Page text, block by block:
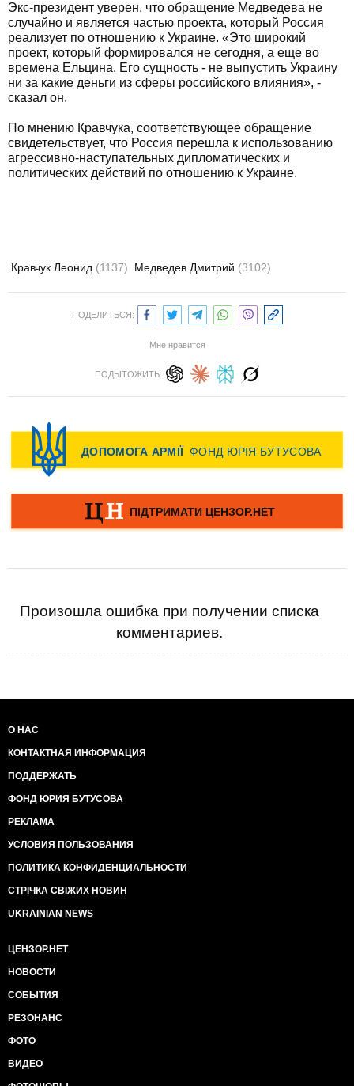
Экс-президент уверен, что обращение Медведева не
случайно и является частью проекта, который Россия
реализует по отношению к Украине. «Это широкий
проект, который формировался не сегодня, а еще во
времена Ельцина. Его сущность - не выпустить Украину
ни за какие деньги из сферы российского влияния», -
сказал он.
По мнению Кравчука, соответствующее обращение
свидетельствует, что Россия перешла к использованию
агрессивно-наступательных дипломатических и
политических действий по отношению к Украине.
Кравчук Леонид (1137) Медведев Дмитрий (3102)
ПОДЕЛИТЬСЯ:
Мне нравится
ПОДЫТОЖИТЬ:
Произошла ошибка при получении списка
комментариев.
О НАС
КОНТАКТНАЯ ИНФОРМАЦИЯ
ПОДДЕРЖАТЬ
ФОНД ЮРИЯ БУТУСОВА
РЕКЛАМА
УСЛОВИЯ ПОЛЬЗОВАНИЯ
ПОЛИТИКА КОНФИДЕНЦИАЛЬНОСТИ
СТРІЧКА СВІЖИХ НОВИН
UKRAINIAN NEWS
ЦЕНЗОР.НЕТ
НОВОСТИ
СОБЫТИЯ
РЕЗОНАНС
ФОТО
ВИДЕО